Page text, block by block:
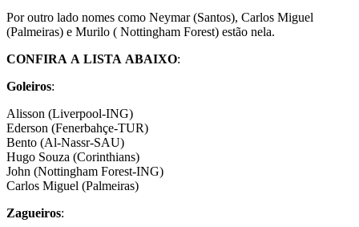
Por outro lado nomes como Neymar (Santos), Carlos Miguel
(Palmeiras) e Murilo ( Nottingham Forest) estão nela.
CONFIRA A LISTA ABAIXO:
Goleiros:
Alisson (Liverpool-ING)
Ederson (Fenerbahçe-TUR)
Bento (Al-Nassr-SAU)
Hugo Souza (Corinthians)
John (Nottingham Forest-ING)
Carlos Miguel (Palmeiras)
Zagueiros: